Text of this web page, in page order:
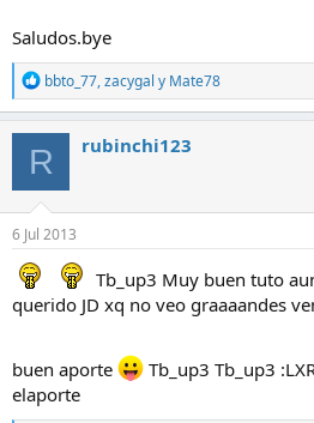
Saludos.bye
R
e
a
c
c
i
o
n
e
s
bbto_77,zacygal y Mate78
R rubinchi123
6 Jul 2013
Tb_up3 Muy buen tuto
querido JD xq no veo graaaandes
buen aporte
Tb_up3 Tb_up3
elaporte